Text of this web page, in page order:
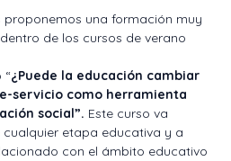
proponemos una formación muy
de los cursos de verano
¿Puede la educación cambiar
servicio como herramienta
social”. Este curso va
etapa educativa y a
con el ámbito educativo